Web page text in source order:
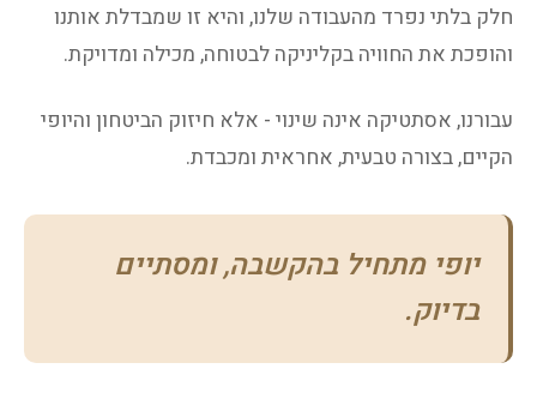
חלק בלתי נפרד מהעבודה שלנו, והיא זו שמבדלת אותנו
והופכת את החוויה בקליניקה לבטוחה, מכילה ומדויקת.
עבורנו, אסתטיקה אינה שינוי - אלא חיזוק הביטחון והיופי
הקיים, בצורה טבעית, אחראית ומכבדת.
יופי מתחיל בהקשבה, ומסתיים
בדיוק.